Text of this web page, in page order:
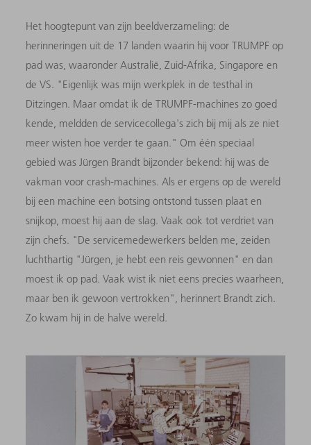
Het hoogtepunt van zijn beeldverzameling: de
herinneringen uit de 17 landen waarin hij voor TRUMPF op
pad was, waaronder Australië, Zuid-Afrika, Singapore en
de VS. "Eigenlijk was mijn werkplek in de testhal in
Ditzingen. Maar omdat ik de TRUMPF-machines zo goed
kende, meldden de servicecollega's zich bij mij als ze niet
meer wisten hoe verder te gaan." Om één speciaal
gebied was Jürgen Brandt bijzonder bekend: hij was de
vakman voor crash-machines. Als er ergens op de wereld
bij een machine een botsing ontstond tussen plaat en
snijkop, moest hij aan de slag. Vaak ook tot verdriet van
zijn chefs. "De servicemedewerkers belden me, zeiden
luchthartig "Jürgen, je hebt een reis gewonnen" en dan
moest ik op pad. Vaak wist ik niet eens precies waarheen,
maar ben ik gewoon vertrokken", herinnert Brandt zich.
Zo kwam hij in de halve wereld.